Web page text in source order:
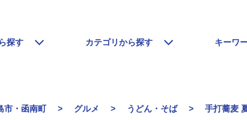
探す カテゴリから探す キーワ
市・函南町 グルメ うどん・そば 手打蕎麦